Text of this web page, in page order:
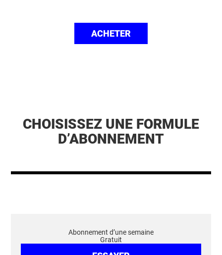
ACHETER
CHOISISSEZ UNE FORMULE
D’ABONNEMENT
Abonnement d’une semaine
Gratuit